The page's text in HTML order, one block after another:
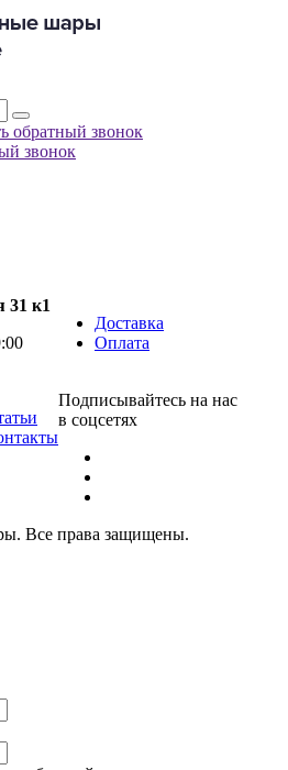
обратный звонок
звонок
31 к1
Доставка
Оплата
Подписывайтесь на нас
в соцсетях
Все права защищены.